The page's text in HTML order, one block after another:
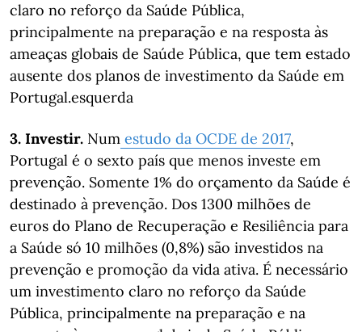
claro no reforço da Saúde Pública,
principalmente na preparação e na resposta às
ameaças globais de Saúde Pública, que tem estado
ausente dos planos de investimento da Saúde em
Portugal.esquerda
3. Investir. Num estudo da OCDE de 2017,
Portugal é o sexto país que menos investe em
prevenção. Somente 1% do orçamento da Saúde é
destinado à prevenção. Dos 1300 milhões de
euros do Plano de Recuperação e Resiliência para
a Saúde só 10 milhões (0,8%) são investidos na
prevenção e promoção da vida ativa. É necessário
um investimento claro no reforço da Saúde
Pública, principalmente na preparação e na